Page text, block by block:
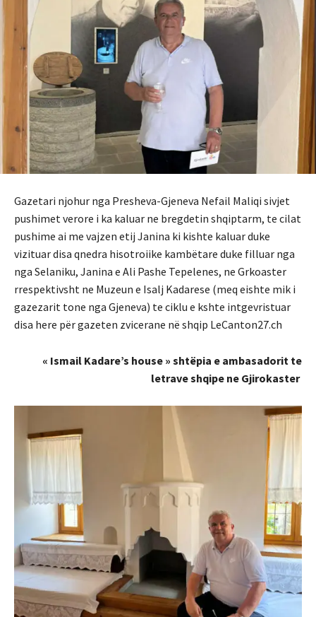
Gazetari njohur nga Presheva-Gjeneva Nefail Maliqi sivjet
pushimet verore i ka kaluar ne bregdetin shqiptarm, te cilat
pushime ai me vajzen etij Janina ki kishte kaluar duke
vizituar disa qnedra hisotroiike kambëtare duke filluar nga
nga Selaniku, Janina e Ali Pashe Tepelenes, ne Grkoaster
rrespektivsht ne Muzeun e Isalj Kadarese (meq eishte mik i
gazezarit tone nga Gjeneva) te ciklu e kshte intgevristuar
disa here për gazeten zvicerane në shqip LeCanton27.ch
« Ismail Kadare’s house » shtëpia e ambasadorit te
letrave shqipe ne Gjirokaster